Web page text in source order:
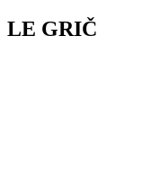
LE GRIČ